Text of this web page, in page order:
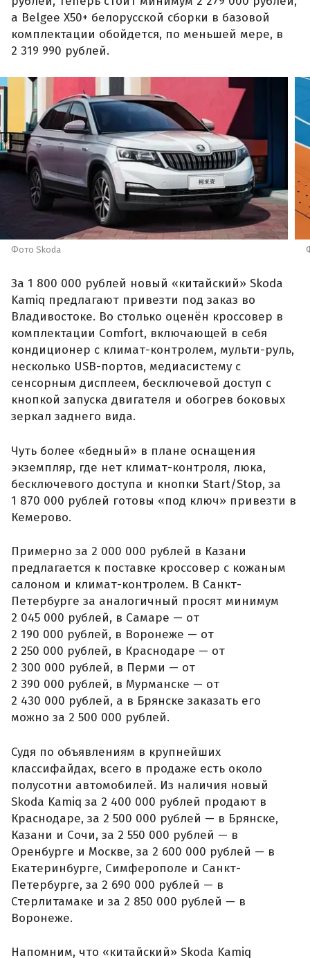
а Belgee X50+ белорусской сборки в базовой
комплектации обойдется, по меньшей мере, в
2 319 990 рублей.
Фото Skoda
За 1 800 000 рублей новый «китайский» Skoda
Kamiq предлагают привезти под заказ во
Владивостоке. Во столько оценён кроссовер в
комплектации Comfort, включающей в себя
кондиционер с климат-контролем, мульти-руль,
несколько USB-портов, медиасистему с
сенсорным дисплеем, бесключевой доступ с
кнопкой запуска двигателя и обогрев боковых
зеркал заднего вида.
Чуть более «бедный» в плане оснащения
экземпляр, где нет климат-контроля, люка,
бесключевого доступа и кнопки Start/Stop, за
1 870 000 рублей готовы «под ключ» привезти в
Кемерово.
Примерно за 2 000 000 рублей в Казани
предлагается к поставке кроссовер с кожаным
салоном и климат-контролем. В Санкт-
Петербурге за аналогичный просят минимум
2 045 000 рублей, в Самаре — от
2 190 000 рублей, в Воронеже — от
2 250 000 рублей, в Краснодаре — от
2 300 000 рублей, в Перми — от
2 390 000 рублей, в Мурманске — от
2 430 000 рублей, а в Брянске заказать его
можно за 2 500 000 рублей.
Судя по объявлениям в крупнейших
классифайдах, всего в продаже есть около
полусотни автомобилей. Из наличия новый
Skoda Kamiq за 2 400 000 рублей продают в
Краснодаре, за 2 500 000 рублей — в Брянске,
Казани и Сочи, за 2 550 000 рублей — в
Оренбурге и Москве, за 2 600 000 рублей — в
Екатеринбурге, Симферополе и Санкт-
Петербурге, за 2 690 000 рублей — в
Стерлитамаке и за 2 850 000 рублей — в
Воронеже.
Напомним, что «китайский» Skoda Kamiq